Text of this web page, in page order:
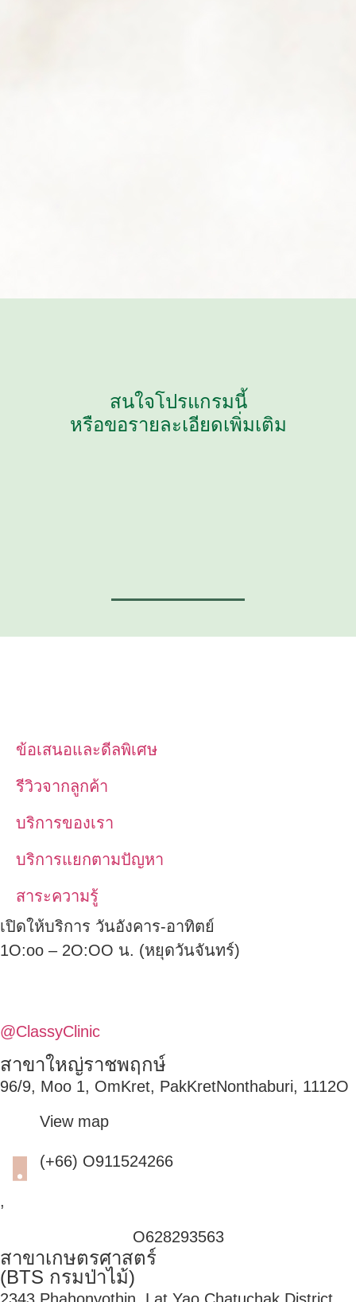
สนใจโปรแกรมนี้
หรือขอรายละเอียดเพิ่มเติม
ข้อเสนอและดีลพิเศษ
รีวิวจากลูกค้า
บริการของเรา
บริการแยกตามปัญหา
สาระความรู้
เปิดให้บริการ วันอังคาร-อาทิตย์
1O:oo – 2O:OO น. (หยุดวันจันทร์)
@ClassyClinic
สาขาใหญ่ราชพฤกษ์
96/9, Moo 1, OmKret, PakKretNonthaburi, 1112O
View map
(+66) O911524266
,
O628293563
สาขาเกษตรศาสตร์
(BTS กรมป่าไม้)
2343 Phahonyothin, Lat Yao Chatuchak District,